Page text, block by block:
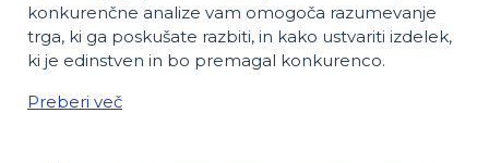
konkurenčne analize vam omogoča razumevanje
trga, ki ga poskušate razbiti, in kako ustvariti izdelek,
ki je edinstven in bo premagal konkurenco.
Preberi več